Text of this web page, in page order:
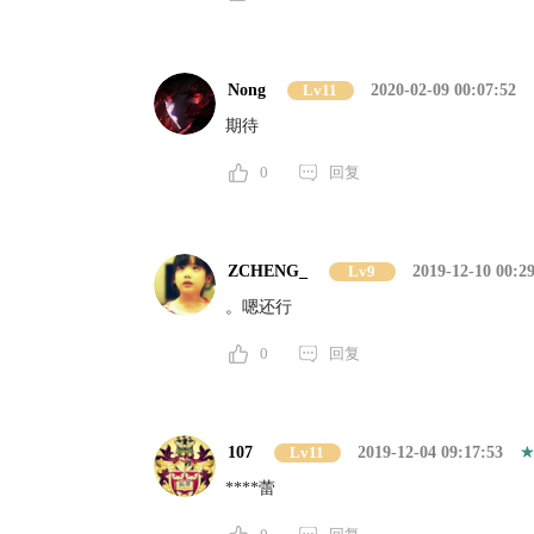
Nong Lv11
2020-02-09 00:07:52
期待
0 回复
ZCHENG_ Lv9
2019-12-10
。嗯还行
0 回复
107 Lv11
2019-12-04 09:17:53
****蕾